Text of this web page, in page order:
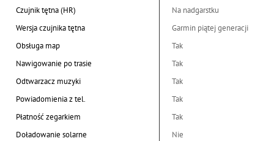
Czujnik tętna (HR)
Na nadgarstku
Wersja czujnika tętna
Garmin piątej generacji
Obsługa map
Tak
Nawigowanie po trasie
Tak
Odtwarzacz muzyki
Tak
Powiadomienia z tel.
Tak
Płatność zegarkiem
Tak
Doładowanie solarne
Nie